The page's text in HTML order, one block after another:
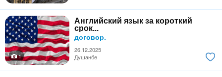
Английский язык за короткий
срок...
договор.
26.12.2025
1
Душанбе